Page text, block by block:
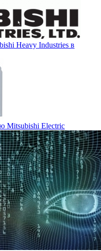
Heavy Industries в
Mitsubishi Electric